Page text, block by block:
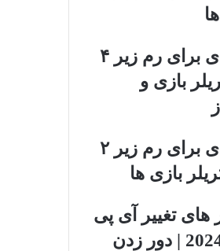
۱۰ بازی پیشنهادی برای رم زیر ۴
بازی و
۱۰ بازی پیشنهادی برای رم زیر ۲
بازی ها
های تغییر آی پی
رایگان در سال 2024 | دور زدن